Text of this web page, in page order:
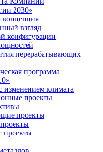
2030»
концепция
взгляд
конфигурации
перерабатывающих
программа
изменением климата
проекты
проекты
проекты